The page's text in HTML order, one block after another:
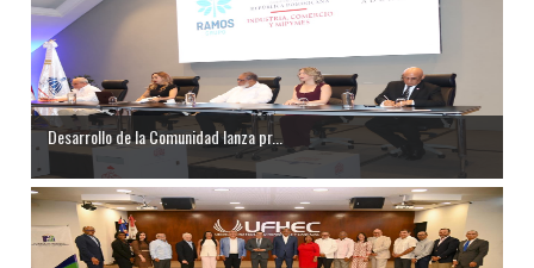
Desarrollo de la Comunidad lanza pr...